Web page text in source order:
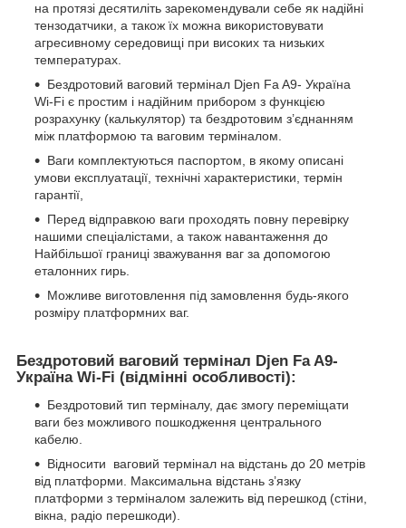
на протязі десятиліть зарекомендували себе як надійні
тензодатчики, а також їх можна використовувати
агресивному середовищі при високих та низьких
температурах.
Бездротовий ваговий термінал Djen Fa A9- Україна
Wi-Fi є простим і надійним прибором з функцією
розрахунку (калькулятор) та бездротовим з’єднанням
між платформою та ваговим терміналом.
Ваги комплектуються паспортом, в якому описані
умови експлуатації, технічні характеристики, термін
гарантії,
Перед відправкою ваги проходять повну перевірку
нашими спеціалістами, а також навантаження до
Найбільшої границі зважування ваг за допомогою
еталонних гирь.
Можливе виготовлення під замовлення будь-якого
розміру платформних ваг.
Бездротовий ваговий термінал Djen Fa A9-
Україна Wi-Fi (відмінні особливості):
Бездротовий тип терміналу, дає змогу переміщати
ваги без можливого пошкодження центрального
кабелю.
Відносити ваговий термінал на відстань до 20 метрів
від платформи. Максимальна відстань з’язку
платформи з терміналом залежить від перешкод (стіни,
вікна, радіо перешкоди).